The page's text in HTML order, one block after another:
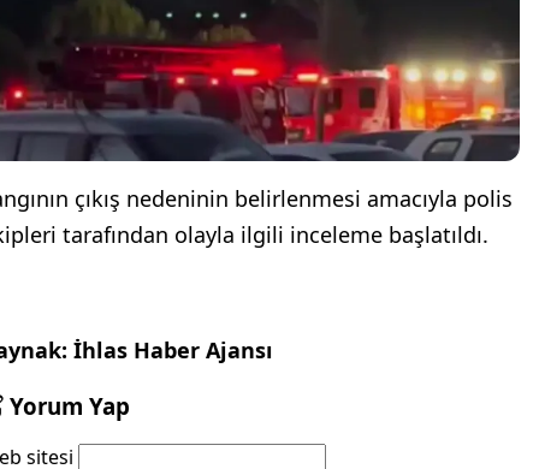
çıkış nedeninin belirlenmesi amacıyla polis
tarafından olayla ilgili inceleme başlatıldı.
İhlas Haber Ajansı
Yorum Yap
sitesi